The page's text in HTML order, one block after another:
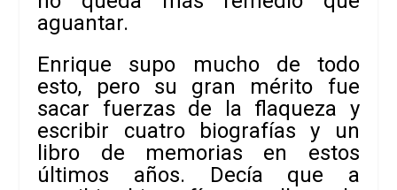
aguantar.
Enrique supo mucho de todo
esto, pero su gran mérito fue
sacar fuerzas de la flaqueza y
escribir cuatro biografías y un
libro de memorias en estos
últimos años. Decía que a